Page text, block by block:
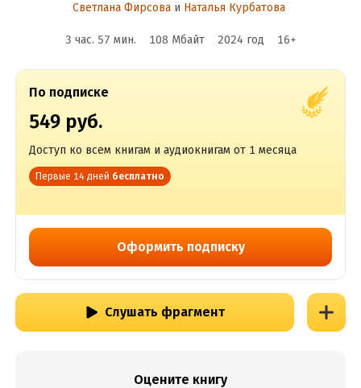
Светлана Фирсова и Наталья Курбатова
3 час. 57 мин. 108 Мбайт 2024 год 16+
По подписке
549 руб.
Доступ ко всем книгам и аудиокнигам от 1 месяца
Первые 14 дней бесплатно
Оформить подписку
Слушать фрагмент
Оцените книгу